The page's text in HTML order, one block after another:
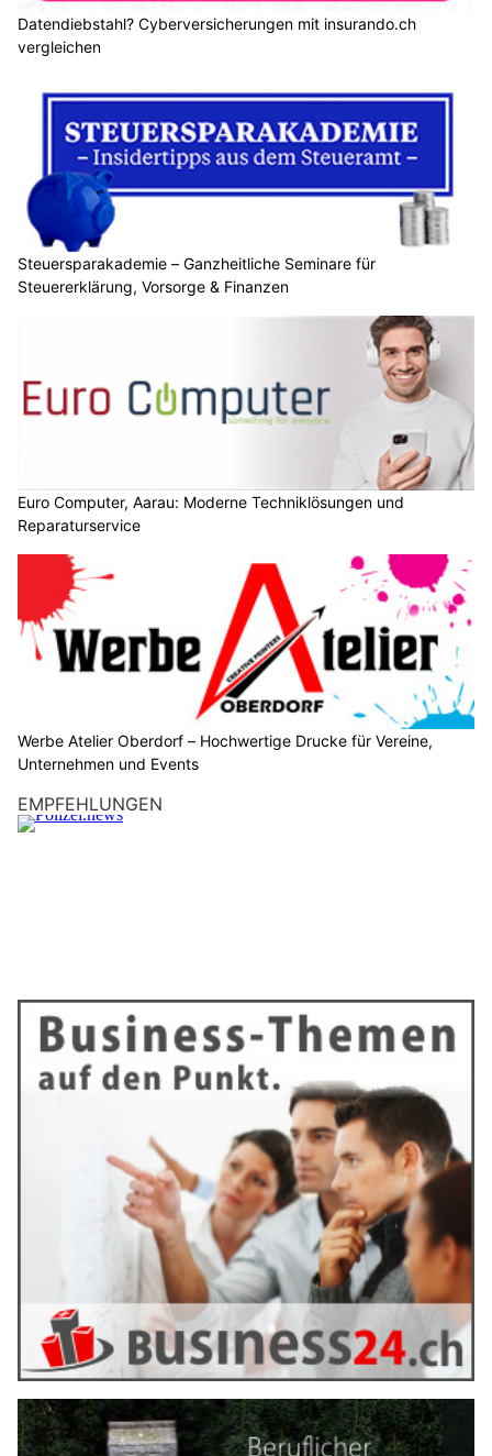
Datendiebstahl? Cyberversicherungen mit insurando.ch
vergleichen
Steuersparakademie – Ganzheitliche Seminare für
Steuererklärung, Vorsorge & Finanzen
Euro Computer, Aarau: Moderne Techniklösungen und
Reparaturservice
Werbe Atelier Oberdorf – Hochwertige Drucke für Vereine,
Unternehmen und Events
EMPFEHLUNGEN